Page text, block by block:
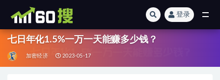
登录
七日年化1.5%一万一天能赚多少钱？
加密经济 2023-05-17